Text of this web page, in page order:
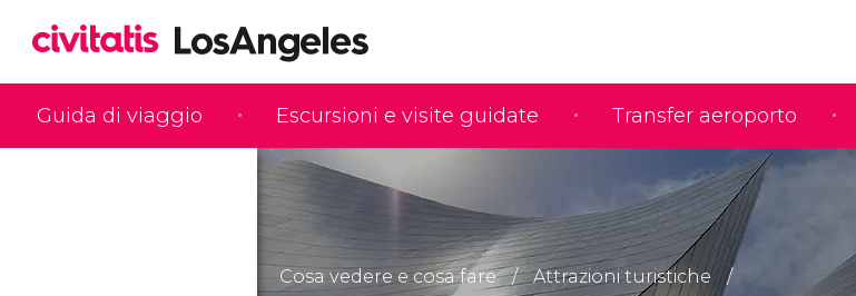
Guida di viaggio Escursioni e visite guidate Transfer aeroporto
Cosa vedere e cosa fare Attrazioni turistiche